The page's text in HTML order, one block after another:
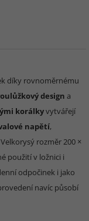
díky rovnoměrnému
design a
korálkyvytvářejí
napětí,
rozměr 200 ×
použití v ložnici i
odpočinek i jako
navíc působí